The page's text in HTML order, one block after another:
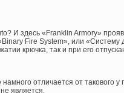
И здесь «Franklin Armory»
Fire System», или
крючка, так и при его
отличается от такового у
является.